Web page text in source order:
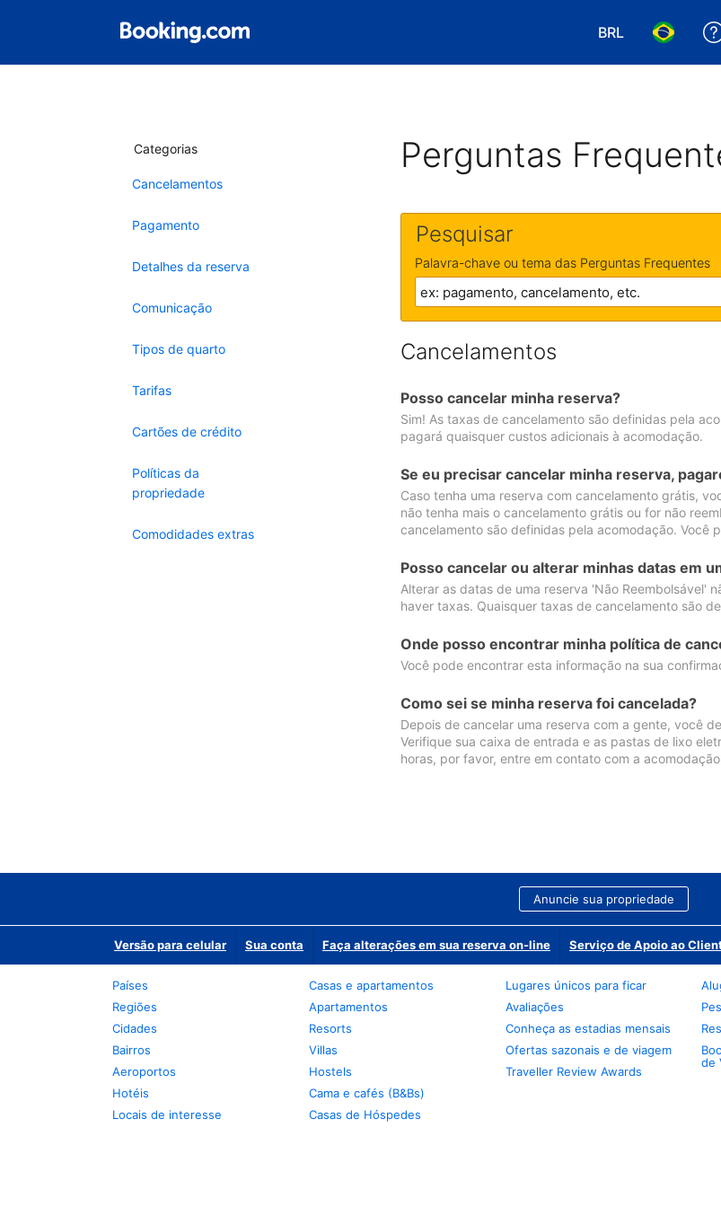
BRL
Escolha suaEscolha
Categorias
Cancelamentos
Pagamento
Detalhes da reserva
Comunicação
Tipos de quarto
Tarifas
Cartões de crédito
Políticas da
propriedade
Comodidades extras
Perguntas
Pesquisar
Palavra-chave ou tema das Perguntas Frequentes
Cancelamentos
Posso cancelar minha reserva?
Sim! As taxas de cancelamento são definidas pela
pagará quaisquer custos adicionais à acomodação.
Se eu precisar cancelar minha reserva,
Caso tenha uma reserva com cancelamento grátis,
não tenha mais o cancelamento grátis ou for não
cancelamento são definidas pela acomodação. Você
Posso cancelar ou alterar minhas datas em
Alterar as datas de uma reserva 'Não Reembolsável'
haver taxas. Quaisquer taxas de cancelamento são
Onde posso encontrar minha política de
Você pode encontrar esta informação na sua
Como sei se minha reserva foi cancelada?
Depois de cancelar uma reserva com a gente, você
Verifique sua caixa de entrada e as pastas de lixo
horas, por favor, entre em contato com a
Anuncie sua propriedade
Versão para celular Sua conta Faça alterações em sua reserva on-line Serviço de Apoio ao
Países
Regiões
Cidades
Bairros
Aeroportos
Hotéis
Locais de interesse
Casas e apartamentos
Apartamentos
Resorts
Villas
Hostels
Cama e cafés (B&Bs)
Casas de Hóspedes
Lugares únicos para ficar
Avaliações
Conheça as estadias mensais
Ofertas sazonais e de viagem
Traveller Review Awards
de